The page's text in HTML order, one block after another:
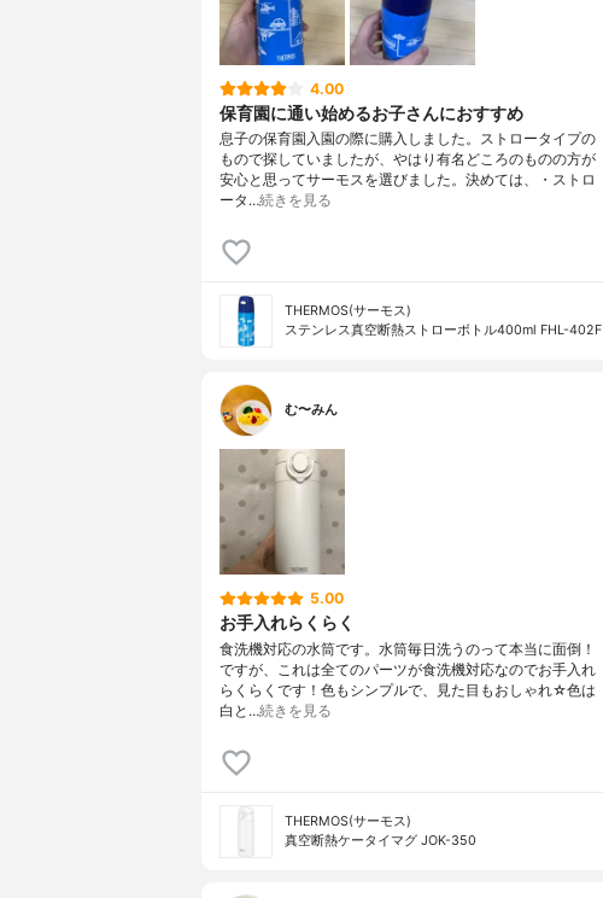
4.00
保育園に通い始めるお子さんにおすすめ
息子の保育園入園の際に購入しました。ストロータイプの
もので探していましたが、やはり有名どころのものの方が
安心と思ってサーモスを選びました。決めては、・ストロ
ータ…続きを見る
THERMOS(サーモス)
ステンレス真空断熱ストローボトル400ml FHL-402F
む〜みん
5.00
お手入れらくらく
食洗機対応の水筒です。水筒毎日洗うのって本当に面倒！
ですが、これは全てのパーツが食洗機対応なのでお手入れ
らくらくです！色もシンプルで、見た目もおしゃれ☆色は
白と…続きを見る
THERMOS(サーモス)
真空断熱ケータイマグ JOK-350